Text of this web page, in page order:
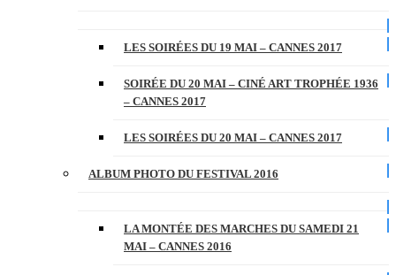
LES SOIRÉES DU 19 MAI – CANNES 2017
SOIRÉE DU 20 MAI – CINÉ ART TROPHÉE 1936
– CANNES 2017
LES SOIRÉES DU 20 MAI – CANNES 2017
ALBUM PHOTO DU FESTIVAL 2016
LA MONTÉE DES MARCHES DU SAMEDI 21
MAI – CANNES 2016